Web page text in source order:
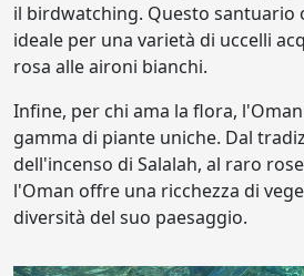
il birdwatching. Questo santuario
ideale per una varietà di uccelli
rosa alle aironi bianchi.
Infine, per chi ama la flora,
gamma di piante uniche. Dal
dell'incenso di Salalah, al raro
l'Oman offre una ricchezza di
diversità del suo paesaggio.